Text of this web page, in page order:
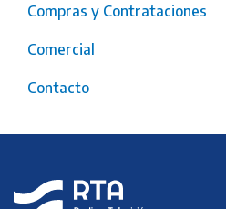
Compras y Contrataciones
Comercial
Contacto
RTA
Radio y